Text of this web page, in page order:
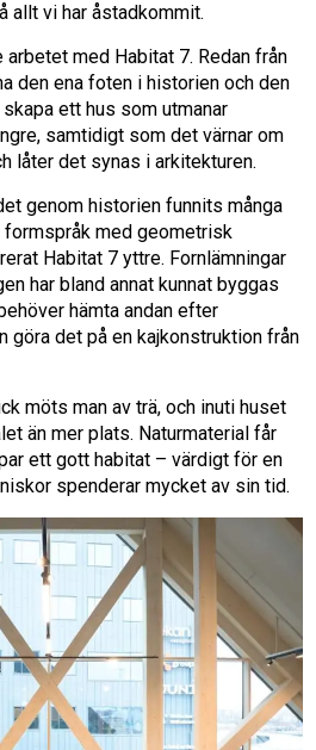
allt vi har åstadkommit.
med Habitat 7. Redan från
den ena foten i historien och den
ett hus som utmanar
samtidigt som det värnar om
låter det synas i arkitekturen.
genom historien funnits många
med geometrisk
Habitat 7 yttre. Fornlämningar
har bland annat kunnat byggas
hämta andan efter
göra det på en kajkonstruktion från
möts man av trä, och inuti huset
än mer plats. Naturmaterial får
ett gott habitat – värdigt för en
spenderar mycket av sin tid.